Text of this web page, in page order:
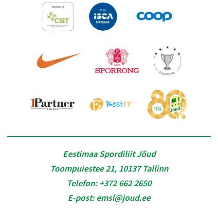
Eestimaa Spordiliit Jõud
Toompuiestee 21, 10137 Tallinn
Telefon: +372 662 2650
E-post:emsl@joud.ee